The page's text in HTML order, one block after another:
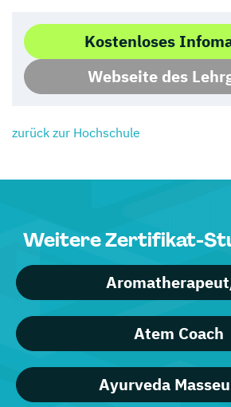
Kostenloses
Webseite des
zurück zur Hochschule
Weitere Zertifikat-
Atem Coach
Ayurveda